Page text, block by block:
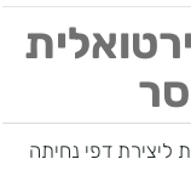
ליצירת דפי נחיתה